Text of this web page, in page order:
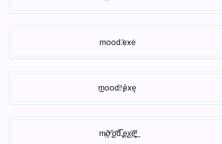
mood.̋exė
m͇ood.ͪ ̢êxe̥
m̴̜õ̮ͯ ̘͛̔o̺͂d̽̿.̢͓e̗̖̹͜x͕̍ē̛̦̻ͪ͟